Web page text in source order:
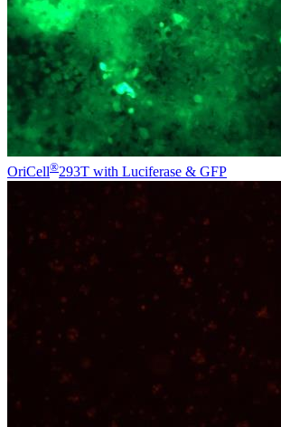
OriCell®293T with Luciferase & GFP